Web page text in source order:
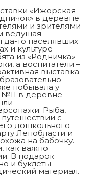
«Ижорская
в деревне
и зрителями
ведущая
то населявших
и культуре
из «Родничка»
а воспитатели –
выставка
побывала у
№11 в деревне
Рыба,
с
дошкольного
Ленобласти и
на бабочку.
как важно
В подарок
и буклеты-
материал.